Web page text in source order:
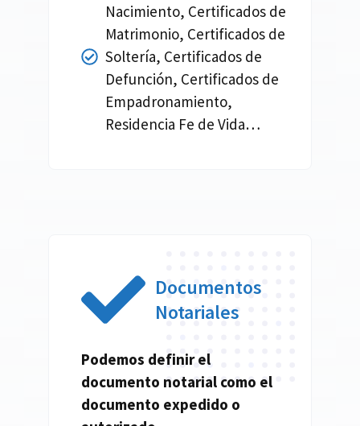
Nacimiento, Certificados de
Matrimonio, Certificados de
Soltería, Certificados de
Defunción, Certificados de
Empadronamiento,
Residencia Fe de Vida…
Documentos
Notariales
Podemos definir el
documento notarial como el
documento expedido o